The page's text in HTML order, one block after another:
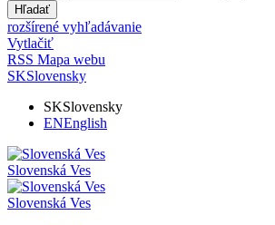
Hľadať
rozšírené vyhľadávanie
Vytlačiť
RSS Mapa webu
SKSlovensky
SKSlovensky
ENEnglish
Slovenská Ves
Slovenská Ves